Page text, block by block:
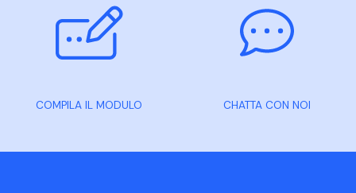
COMPILA IL MODULO CHATTA CON NOI